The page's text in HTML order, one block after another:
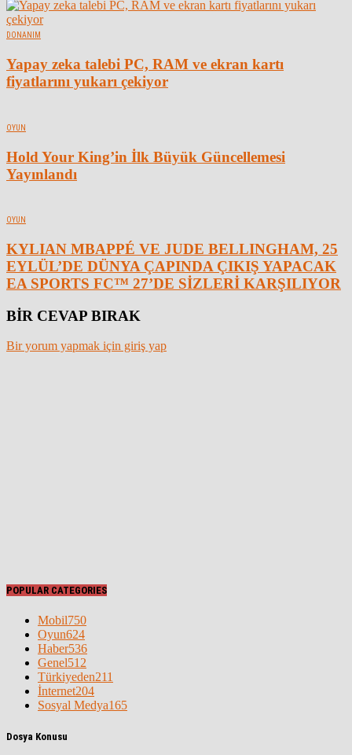
DONANIM
Yapay zeka talebi PC, RAM ve ekran kartı
fiyatlarını yukarı çekiyor
OYUN
Hold Your King’in İlk Büyük Güncellemesi
Yayınlandı
OYUN
KYLIAN MBAPPÉ VE JUDE BELLINGHAM, 25
EYLÜL’DE DÜNYA ÇAPINDA ÇIKIŞ YAPACAK
EA SPORTS FC™ 27’DE SİZLERİ KARŞILIYOR
BİR CEVAP BIRAK
Bir yorum yapmak için giriş yap
POPULAR CATEGORIES
Mobil750
Oyun624
Haber536
Genel512
Türkiyeden211
İnternet204
Sosyal Medya165
Dosya Konusu